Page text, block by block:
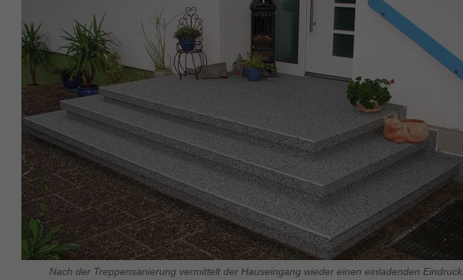
Nach der Treppensanierung vermittelt der Hauseingang wieder einen einladenden Eindruck.